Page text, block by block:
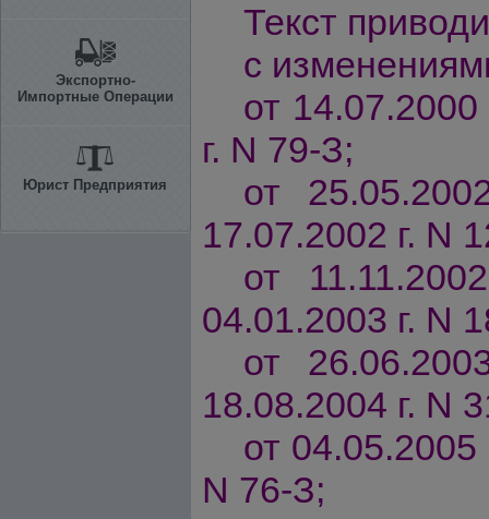
Экспортно-
Импортные Операции
Юрист Предприятия
Текст
с
от
г. N 79-З;
от
17.07.2002 г. N
от
04.01.2003 г. N
от
18.08.2004 г. N
от 04.05.2005
N 76-З;